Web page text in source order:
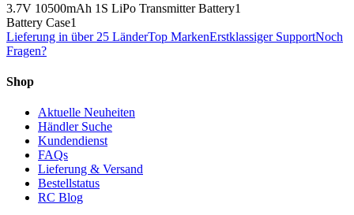
3.7V 10500mAh 1S LiPo Transmitter Battery1
Battery Case1
Lieferung in über 25 LänderTop MarkenErstklassiger SupportNoch
Fragen?
Shop
Aktuelle Neuheiten
Händler Suche
Kundendienst
FAQs
Lieferung & Versand
Bestellstatus
RC Blog